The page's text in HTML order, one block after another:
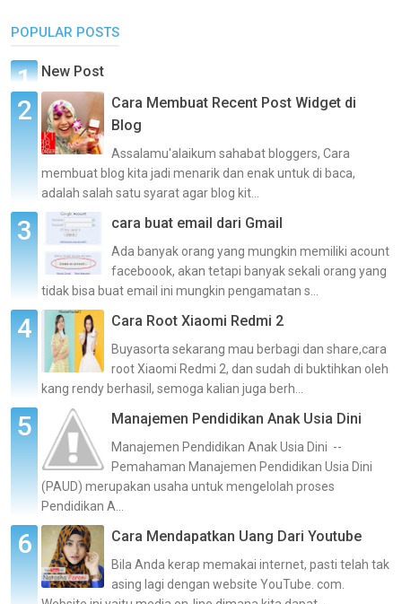
POPULAR POSTS
New Post
Cara Membuat Recent Post Widget di
Blog
Assalamu'alaikum sahabat bloggers, Cara
membuat blog kita jadi menarik dan enak untuk di baca,
adalah salah satu syarat agar blog kit...
cara buat email dari Gmail
Ada banyak orang yang mungkin memiliki acount
faceboook, akan tetapi banyak sekali orang yang
tidak bisa buat email ini mungkin pengamatan s...
Cara Root Xiaomi Redmi 2
Buyasorta sekarang mau berbagi dan share,cara
root Xiaomi Redmi 2, dan sudah di buktihkan oleh
kang rendy berhasil, semoga kalian juga berh...
Manajemen Pendidikan Anak Usia Dini
Manajemen Pendidikan Anak Usia Dini --
Pemahaman Manajemen Pendidikan Usia Dini
(PAUD) merupakan usaha untuk mengelolah proses
Pendidikan A...
Cara Mendapatkan Uang Dari Youtube
Bila Anda kerap memakai internet, pasti telah tak
asing lagi dengan website YouTube. com.